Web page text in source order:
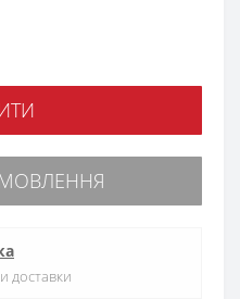
доставки